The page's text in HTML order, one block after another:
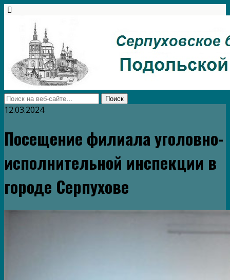
12.03.2024
Посещение филиала уголовно-
исполнительной инспекции в
городе Серпухове